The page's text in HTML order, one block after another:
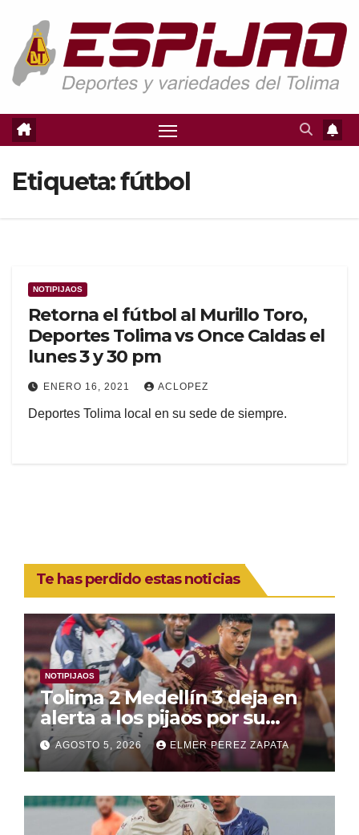
contenido
Etiqueta:fútbol
NOTIPIJAOS
Retorna el fútbol al Murillo Toro,
Deportes Tolima vs Once Caldas el
lunes 3 y 30 pm
ENERO 16, 2021 ACLOPEZ
Deportes Tolima local en su sede de siempre.
Te has perdido estas noticias
NOTIPIJAOS
Tolima 2 Medellín 3 deja en
alerta a los pijaos por su
fútbol irregular
AGOSTO 5, 2026 ELMER PEREZ ZAPATA